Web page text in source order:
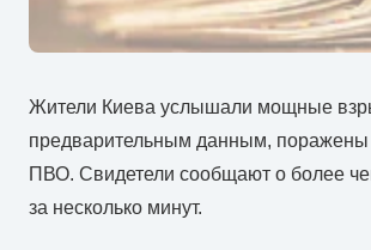
Жители Киева услышали мощные
предварительным данным, поражены
ПВО. Свидетели сообщают о более
за несколько минут.